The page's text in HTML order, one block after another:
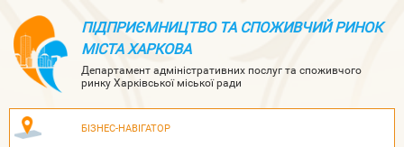
ПІДПРИЄМНИЦТВО ТА СПОЖИВЧИЙ РИНОК
МІСТА ХАРКОВА
Департамент адміністративних послуг та споживчого
ринку Харківської міської ради
БІЗНЕС-НАВІГАТОР